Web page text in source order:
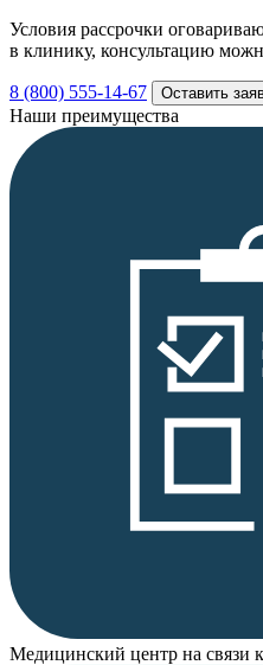
Условия рассрочки
в клинику, консультацию
8 (800) 555-14-67 Оставить
Наши преимущества
Медицинский центр на связи